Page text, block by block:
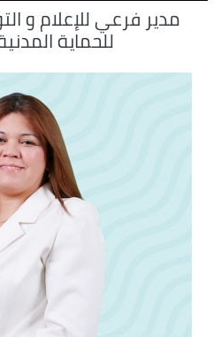
مدير فرعي للإعلام و
للحماية